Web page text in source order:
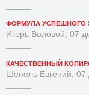
ФОРМУЛА УСПЕШНОГО
Игорь Воловой, 07
КАЧЕСТВЕННЫЙ
Шепель Евгений, 07